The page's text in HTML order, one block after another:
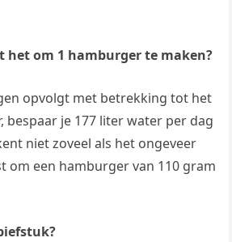
het om 1 hamburger te maken?
opvolgt met betrekking tot het
bespaar je 177 liter water per dag
niet zoveel als het ongeveer
om een hamburger van 110 gram